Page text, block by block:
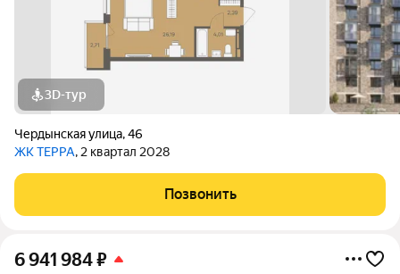
3D-тур
Чердынская улица,46
ЖК ТЕРРА, 2 квартал 2028
Позвонить
6 941 984₽